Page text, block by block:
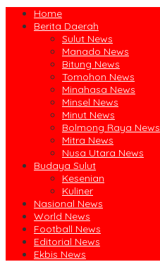
Home
Berita Daerah
Sulut News
Manado News
Bitung News
Tomohon News
Minahasa News
Minsel News
Minut News
Bolmong Raya News
Mitra News
Nusa Utara News
Budaya Sulut
Kesenian
Kuliner
Nasional News
World News
Football News
Editorial News
Ekbis News